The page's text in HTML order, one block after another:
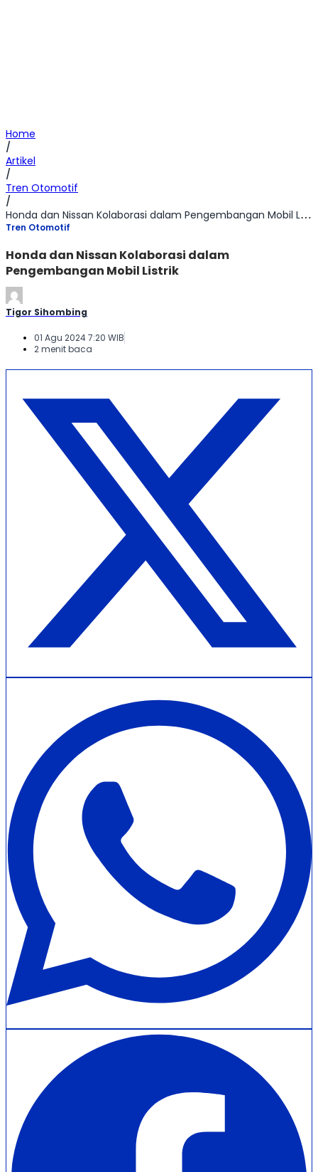
Home
/
Artikel
/
Tren Otomotif
/
Honda dan Nissan Kolaborasi dalam Pengembangan Mobil Listrik
Tren Otomotif
Honda dan Nissan Kolaborasi dalam
Pengembangan Mobil Listrik
Tigor Sihombing
01 Agu 2024 7:20 WIB
2 menit baca